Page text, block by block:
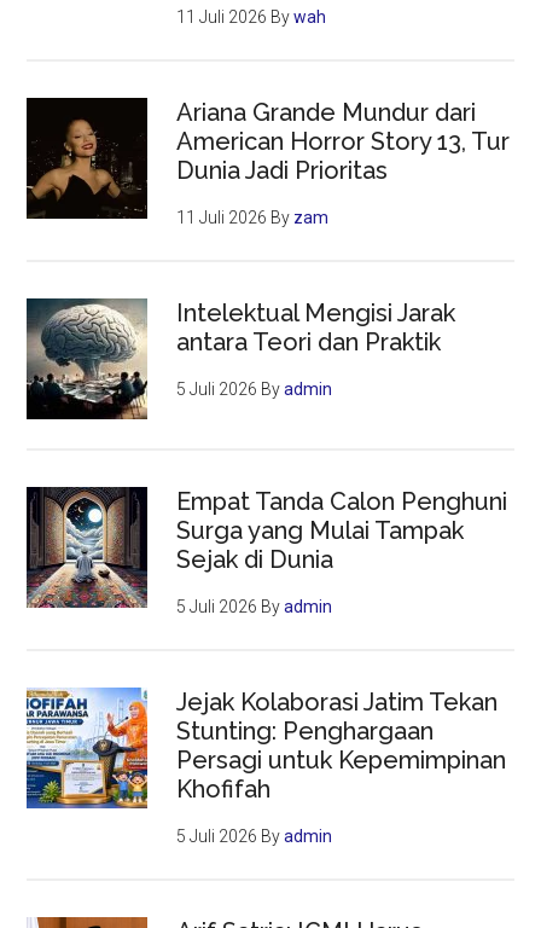
11 Juli 2026 Bywah
Ariana Grande Mundur dari
American Horror Story 13, Tur
Dunia Jadi Prioritas
11 Juli 2026 By zam
Intelektual Mengisi Jarak
antara Teori dan Praktik
5 Juli 2026 Byadmin
Empat Tanda Calon Penghuni
Surga yang Mulai Tampak
Sejak di Dunia
5 Juli 2026 Byadmin
Jejak Kolaborasi Jatim Tekan
Stunting: Penghargaan
Persagi untuk Kepemimpinan
Khofifah
5 Juli 2026 Byadmin